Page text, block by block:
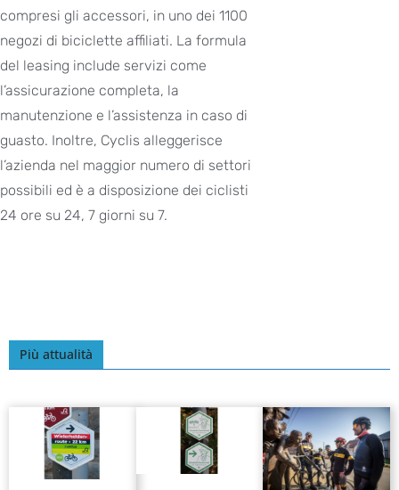
compresi gli accessori, in uno dei 1100
negozi di biciclette affiliati. La formula
del leasing include servizi come
l’assicurazione completa, la
manutenzione e l’assistenza in caso di
guasto. Inoltre, Cyclis alleggerisce
l’azienda nel maggior numero di settori
possibili ed è a disposizione dei ciclisti
24 ore su 24, 7 giorni su 7.
Più attualità